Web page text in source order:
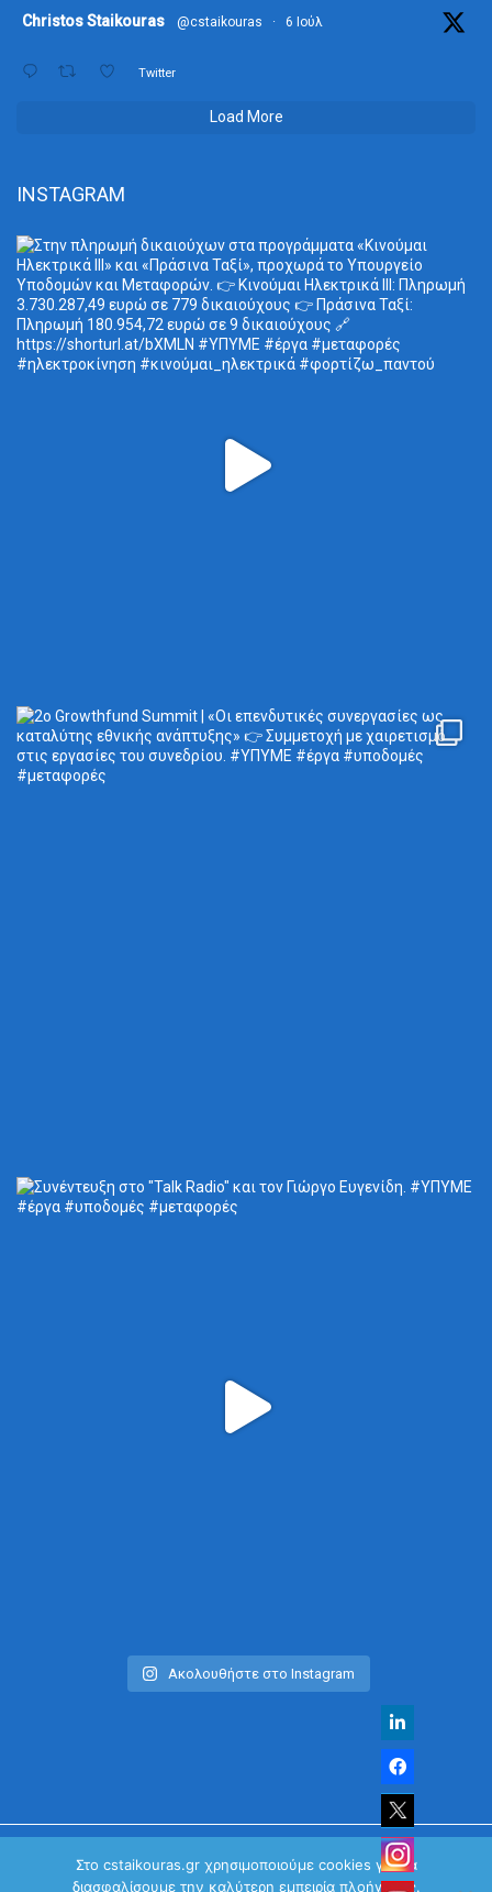
Christos Staikouras @cstaikouras · 6 Ιούλ
Twitter
Load More
INSTAGRAM
Ακολουθήστε στο Instagram
Στο cstaikouras.gr χρησιμοποιούμε cookies για να
διασφαλίσουμε την καλύτερη εμπειρία πλοήγησης.